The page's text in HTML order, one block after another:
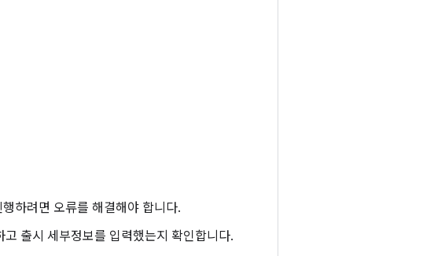
하려면 오류를 해결해야 합니다.
출시 세부정보를 입력했는지 확인합니다.